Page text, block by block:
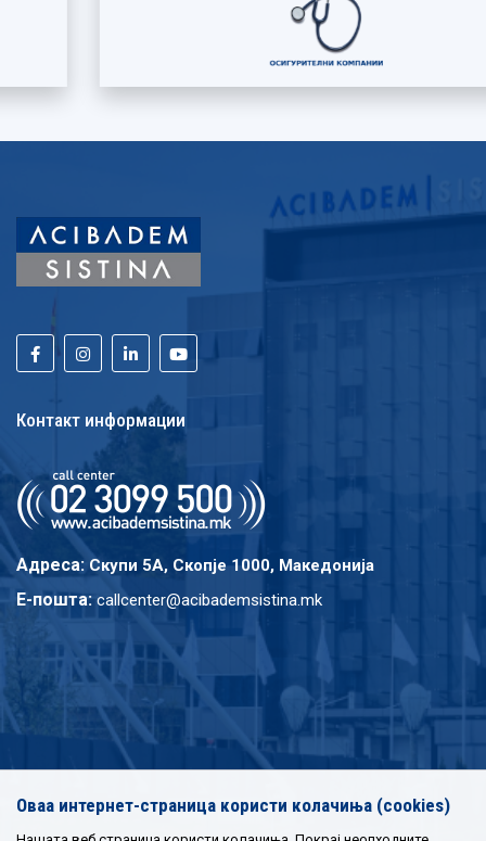
Контакт информации
Адреса: Скупи 5A, Скопје 1000, Македонија
E-пошта: callcenter@acibademsistina.mk
Оваа интернет-страница користи колачиња (cookies)